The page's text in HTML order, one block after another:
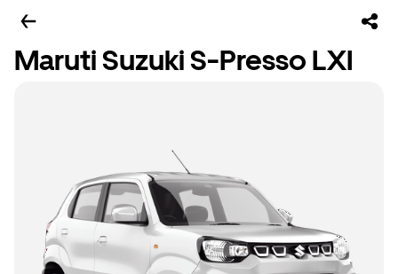
Maruti Suzuki S-Presso LXI